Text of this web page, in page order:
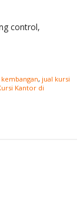
control,
, jual kursi
Kantor di